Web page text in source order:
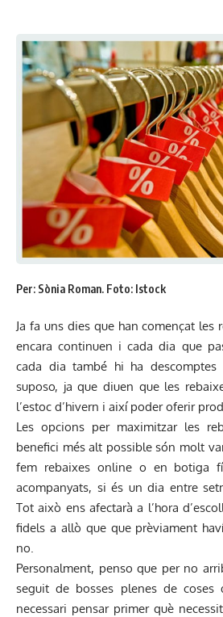
Per: Sònia Roman. Foto: Istock
Ja fa uns dies que han començat les
encara continuen i cada dia que
cada dia també hi ha
suposo, ja que diuen que les
l’estoc d’hivern i així poder oferir
Les opcions per maximitzar les
benefici més alt possible són molt
fem rebaixes online o en botiga
acompanyats, si és un dia entre
Tot això ens afectarà a l’hora
fidels a allò que que prèviament
no.
Personalment, penso que per no
seguit de bosses plenes de coses
necessari pensar primer què